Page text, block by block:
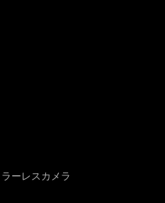
ーレスカメラ